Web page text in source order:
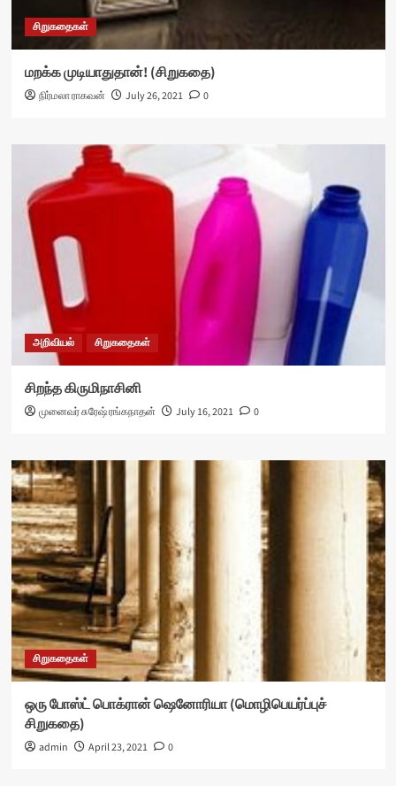
சிறுகதைகள்
மறக்க முடியாதுதான்! (சிறுகதை)
நிர்மலா ராகவன் July 26, 2021 0
அறிவியல் சிறுகதைகள்
சிறந்த கிருமிநாசினி
முனைவர் சுரேஷ் ரங்கநாதன் July 16, 2021 0
சிறுகதைகள்
ஒரு போஸ்ட் பொக்ரான் ஷெனோரியா (மொழிபெயர்ப்புச்
சிறுகதை)
admin April 23, 2021 0